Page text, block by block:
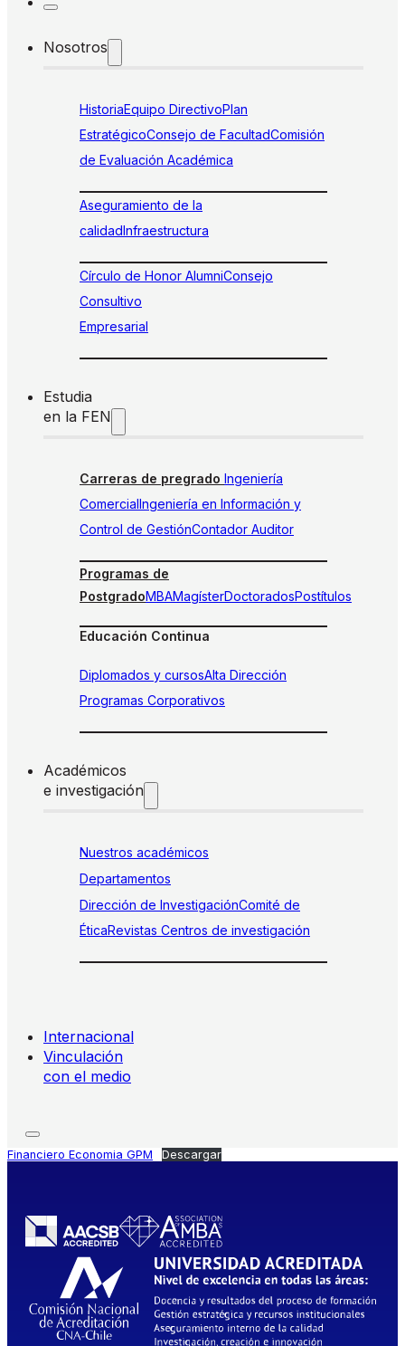
Nosotros
HistoriaEquipo DirectivoPlan
EstratégicoConsejo de FacultadComisión
de Evaluación Académica
Aseguramiento de la
calidadInfraestructura
Círculo de Honor AlumniConsejo
Consultivo
Empresarial
Estudia
en la FEN
Carreras de pregrado Ingeniería
ComercialIngeniería en Información y
Control de GestiónContador Auditor
Programas de
PostgradoMBAMagísterDoctoradosPostítulos
Educación Continua
Diplomados y cursosAlta Dirección
Programas Corporativos
Académicos
e investigación
Nuestros académicos
Departamentos
Dirección de InvestigaciónComité de
ÉticaRevistas Centros de investigación
Internacional
Vinculación
con el medio
Financiero Economia GPM Descargar